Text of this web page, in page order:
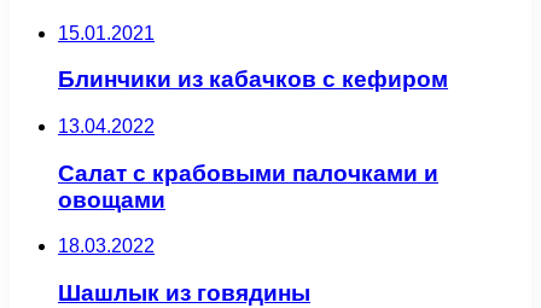
15.01.2021
Блинчики из кабачков с кефиром
13.04.2022
Салат с крабовыми палочками и
овощами
18.03.2022
Шашлык из говядины